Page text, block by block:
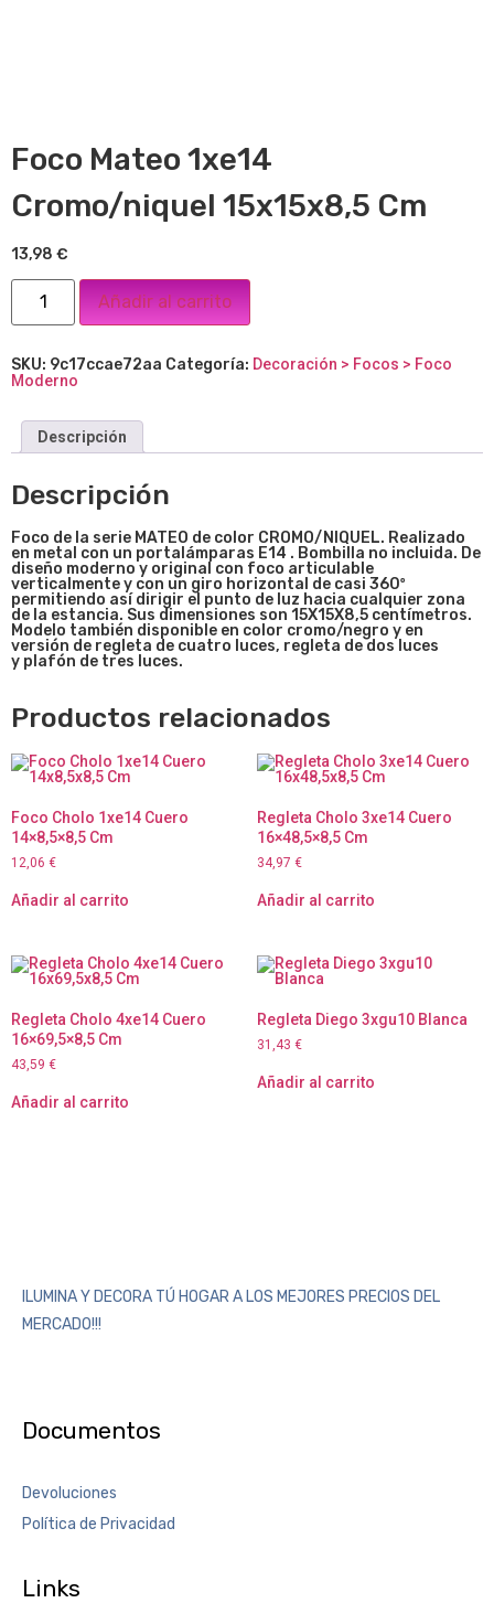
Foco Mateo 1xe14
Cromo/niquel 15x15x8,5 Cm
13,98 €
Añadir al carrito
SKU: 9c17ccae72aa Categoría: Decoración > Focos > Foco
Moderno
Descripción
Descripción
Foco de la serie MATEO de color CROMO/NIQUEL. Realizado
en metal con un portalámparas E14 . Bombilla no incluida. De
diseño moderno y original con foco articulable
verticalmente y con un giro horizontal de casi 360º
permitiendo así dirigir el punto de luz hacia cualquier zona
de la estancia. Sus dimensiones son 15X15X8,5 centímetros.
Modelo también disponible en color cromo/negro y en
versión de regleta de cuatro luces, regleta de dos luces
y plafón de tres luces.
Productos relacionados
Foco Cholo 1xe14 Cuero
14×8,5×8,5 Cm
12,06 €
Añadir al carrito
Regleta Cholo 3xe14 Cuero
16×48,5×8,5 Cm
34,97 €
Añadir al carrito
Regleta Cholo 4xe14 Cuero
16×69,5×8,5 Cm
43,59 €
Añadir al carrito
Regleta Diego 3xgu10 Blanca
31,43 €
Añadir al carrito
ILUMINA Y DECORA TÚ HOGAR A LOS MEJORES PRECIOS DEL
MERCADO!!!
Documentos
Devoluciones
Política de Privacidad
Links